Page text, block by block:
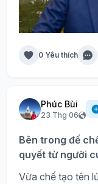
0 Yêu thích
Phúc Bùi
23 Thg 06
Bên trong đế
quyết từ người
Vừa chế tạo tên